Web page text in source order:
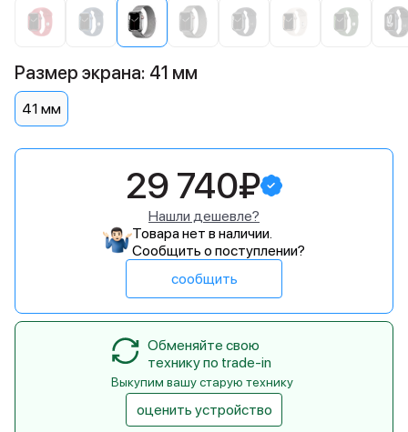
Размер экрана: 41 мм
41 мм
29 740₽
Нашли дешевле?
Товара нет в наличии.
Сообщить о поступлении?
сообщить
Обменяйте свою
технику по trade-in
Выкупим вашу старую технику
оценить устройство